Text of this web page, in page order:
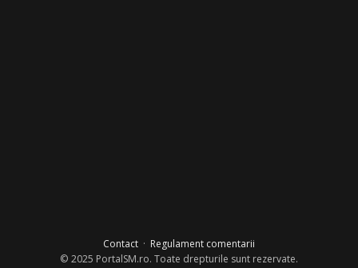
Contact· Regulament comentarii
© 2025 PortalSM.ro. Toate drepturile sunt rezervate.